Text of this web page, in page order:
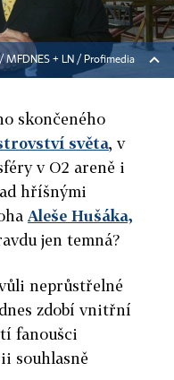
MFDNES + LN / Profimedia
skončeného
světa, v
v O2 areně i
hříšnými
Aleše Hušáka,
jen temná?
neprůstřelné
zdobí vnitřní
fanoušci
souhlasně